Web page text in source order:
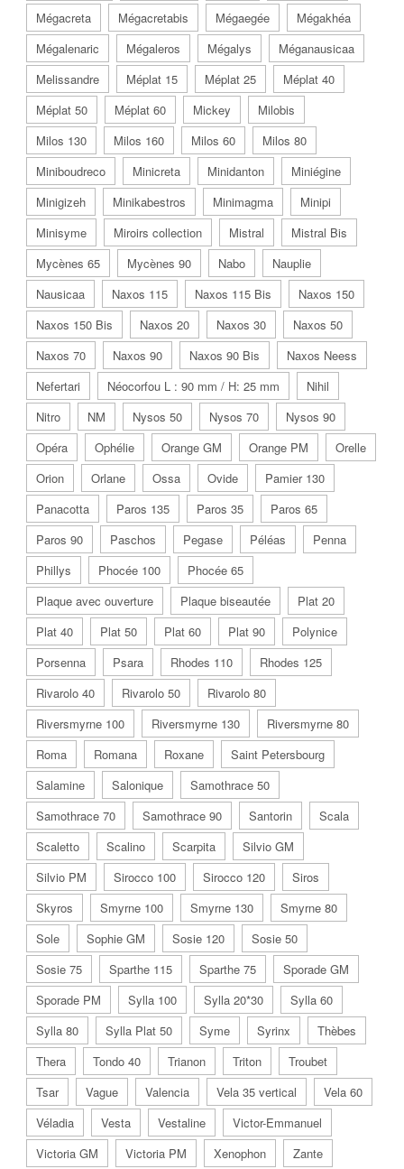
Mégacreta
Mégacretabis Mégaegée
Mégakhéa
Mégalenaric
Mégaleros Mégalys
Méganausicaa
Melissandre
Méplat 15 Méplat 25
Méplat 40
Méplat 50
Méplat 60 Mickey
Milobis
Milos 130
Milos 160 Milos 60
Milos 80
Miniboudreco
Minicreta Minidanton
Miniégine
Minigizeh
Minikabestros Minimagma
Minipi
Minisyme
Miroirs collection Mistral
Mistral Bis
Mycènes 65
Mycènes 90 Nabo
Nauplie
Nausicaa
Naxos 115 Naxos 115 Bis
Naxos 150
Naxos 150 Bis
Naxos 20 Naxos 30
Naxos 50
Naxos 70
Naxos 90 Naxos 90 Bis
Naxos Neess
Nefertari
Néocorfou L : 90 mm / H: 25 mm
Nihil
Nitro
NM Nysos 50 Nysos 70
Nysos 90
Opéra
Ophélie Orange GM Orange PM
Orelle
Orion
Orlane Ossa Ovide
Pamier 130
Panacotta
Paros 135 Paros 35
Paros 65
Paros 90
Paschos Pegase Péléas
Penna
Phillys
Phocée 100
Phocée 65
Plaque avec ouverture
Plaque biseautée
Plat 20
Plat 40
Plat 50 Plat 60 Plat 90
Polynice
Porsenna
Psara Rhodes 110
Rhodes 125
Rivarolo 40
Rivarolo 50
Rivarolo 80
Riversmyrne 100
Riversmyrne 130
Riversmyrne 80
Roma
Romana Roxane
Saint Petersbourg
Salamine
Salonique
Samothrace 50
Samothrace 70
Samothrace 90 Santorin
Scala
Scaletto
Scalino Scarpita
Silvio GM
Silvio PM
Sirocco 100 Sirocco 120
Siros
Skyros
Smyrne 100 Smyrne 130
Smyrne 80
Sole
Sophie GM Sosie 120
Sosie 50
Sosie 75
Sparthe 115 Sparthe 75
Sporade GM
Sporade PM
Sylla 100 Sylla 20*30
Sylla 60
Sylla 80
Sylla Plat 50 Syme Syrinx
Thèbes
Thera
Tondo 40 Trianon Triton
Troubet
Tsar
Vague Valencia Vela 35 vertical
Vela 60
Véladia
Vesta Vestaline
Victor-Emmanuel
Victoria GM
Victoria PM Xenophon Zante